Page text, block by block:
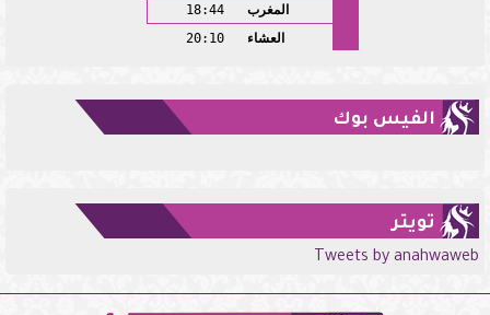
المغرب
18:44
العشاء
20:10
الفيس بوك
تويتر
Tweets by anahwaweb